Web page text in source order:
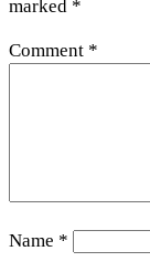
marked *
Comment *
Name *